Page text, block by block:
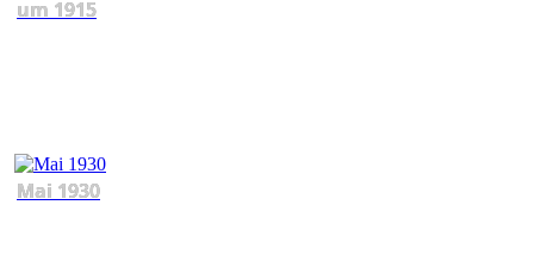
um 1915
Mai 1930